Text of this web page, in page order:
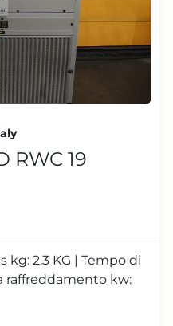
RWC 19
kg: 2,3 KG | Tempo di
raffreddamento kw: